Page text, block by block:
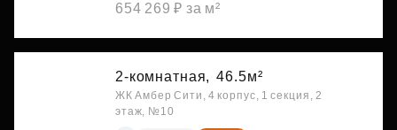
654 269 ₽ за м²
2-комнатная, 46.5м²
ЖК Амбер Сити, 4 корпус, 1 секция, 2
этаж, №10